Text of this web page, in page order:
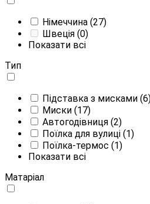
Німеччина (27)
Швеція (0)
Показати всі
Тип
Підставка з мисками
Миски (17)
Автогодівниця (2)
Поїлка для вулиці (1)
Поїлка-термос (1)
Показати всі
Матаріал